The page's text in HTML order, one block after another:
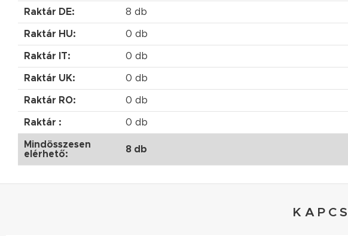
Raktár DE: 8 db
Raktár HU: 0 db
Raktár IT: 0 db
Raktár UK: 0 db
Raktár RO: 0 db
Raktár : 0 db
Mindösszesen
elérhető:
8 db